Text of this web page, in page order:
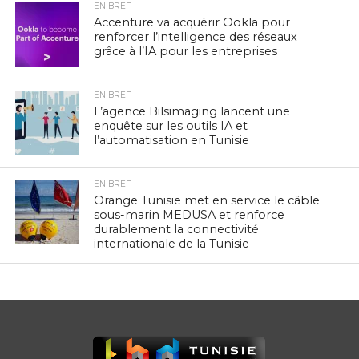
EN BREF
Accenture va acquérir Ookla pour
renforcer l’intelligence des réseaux
grâce à l’IA pour les entreprises
EN BREF
L’agence Bilsimaging lancent une
enquête sur les outils IA et
l’automatisation en Tunisie
EN BREF
Orange Tunisie met en service le câble
sous-marin MEDUSA et renforce
durablement la connectivité
internationale de la Tunisie